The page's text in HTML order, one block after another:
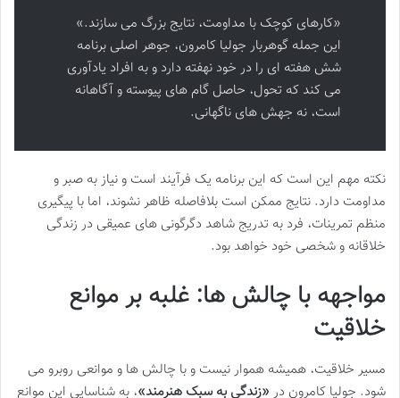
«کارهای کوچک با مداومت، نتایج بزرگ می سازند.»
این جمله گوهربار جولیا کامرون، جوهر اصلی برنامه
شش هفته ای را در خود نهفته دارد و به افراد یادآوری
می کند که تحول، حاصل گام های پیوسته و آگاهانه
است، نه جهش های ناگهانی.
نکته مهم این است که این برنامه یک فرآیند است و نیاز به صبر و
مداومت دارد. نتایج ممکن است بلافاصله ظاهر نشوند، اما با پیگیری
منظم تمرینات، فرد به تدریج شاهد دگرگونی های عمیقی در زندگی
خلاقانه و شخصی خود خواهد بود.
مواجهه با چالش ها: غلبه بر موانع
خلاقیت
مسیر خلاقیت، همیشه هموار نیست و با چالش ها و موانعی روبرو می
شود. جولیا کامرون در «زندگی به سبک هنرمند»، به شناسایی این موانع